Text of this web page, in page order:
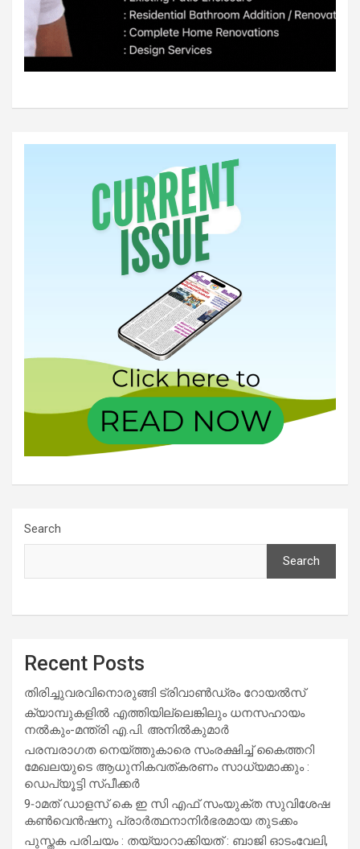
Search
Search
Recent Posts
തിരിച്ചുവരവിനൊരുങ്ങി ട്രിവാൺഡ്രം റോയൽസ്
ക്യാമ്പുകളിൽ എത്തിയില്ലെങ്കിലും ധനസഹായം
നൽകും-മന്ത്രി എ.പി. അനിൽകുമാർ
പരമ്പരാഗത നെയ്ത്തുകാരെ സംരക്ഷിച്ച് കൈത്തറി
മേഖലയുടെ ആധുനികവത്കരണം സാധ്യമാക്കും :
ഡെപ്യൂട്ടി സ്പീക്കർ
9-ാമത് ഡാളസ് കെ ഇ സി എഫ് സംയുക്ത സുവിശേഷ
കൺവെൻഷനു പ്രാർത്ഥനാനിർഭരമായ തുടക്കം
പുസ്തക പരിചയം : തയ്യാറാക്കിയത് : ബാജി ഓടംവേലി,